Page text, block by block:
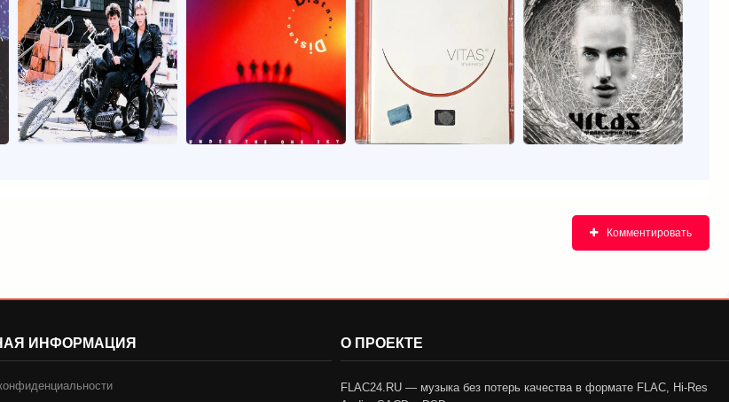
Комментировать
ИНФОРМАЦИЯ О ПРОЕКТЕ
FLAC24.RU — музыка без потерь качества в формате FLAC, Hi-Res